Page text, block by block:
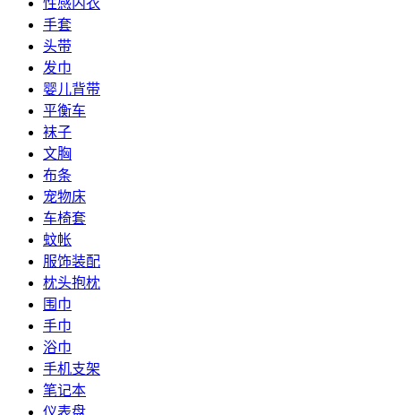
性感内衣
手套
头带
发巾
婴儿背带
平衡车
袜子
文胸
布条
宠物床
车椅套
蚊帐
服饰装配
枕头抱枕
围巾
手巾
浴巾
手机支架
笔记本